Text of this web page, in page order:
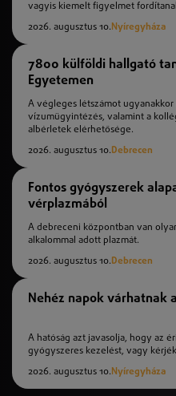
vagyis kiemelt figyelmet
2026. augusztus 10. Nyíregyháza
7800 külföldi hallgató
Egyetemen
A végleges létszámot
vízumügyintézés, valamint a
albérletek elérhetősége.
2026. augusztus 10.Debrecen
Fontos gyógyszerek
vérplazmából
A debreceni központban van
alkalommal adott plazmát.
2026. augusztus 10.Debrecen
Nehéz napok várhatnak
A hatóság azt javasolja, hogy az
gyógyszeres kezelést, vagy
2026. augusztus 10. Nyíregyháza